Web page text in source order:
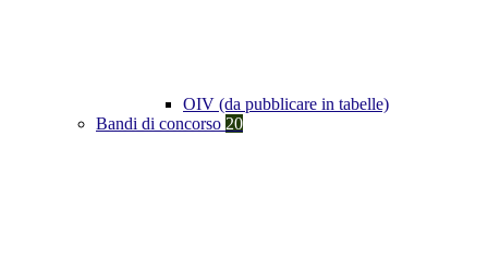
OIV (da pubblicare in tabelle)
Bandi di concorso 20